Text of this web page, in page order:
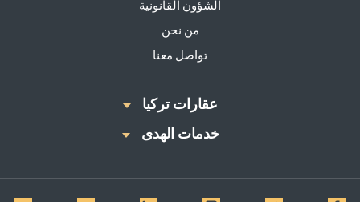
الشؤون القانونية
من نحن
تواصل معنا
عقارات تركيا
خدمات الهدى